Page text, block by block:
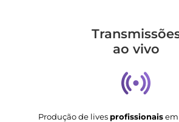
ao vivo
Produção de lives profissionaisem